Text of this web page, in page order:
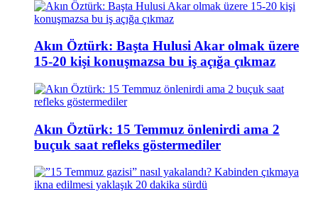
Akın Öztürk: Başta Hulusi Akar olmak üzere
15-20 kişi konuşmazsa bu iş açığa çıkmaz
Akın Öztürk: 15 Temmuz önlenirdi ama 2
buçuk saat refleks göstermediler